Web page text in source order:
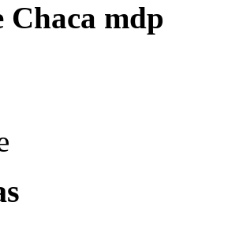
Chaca mdp